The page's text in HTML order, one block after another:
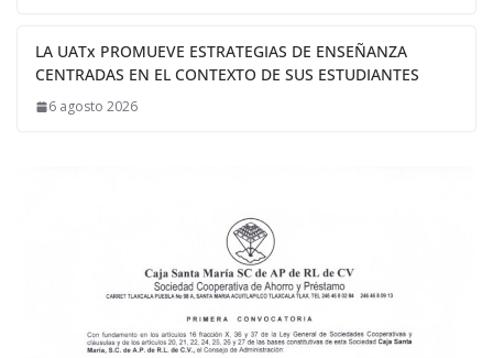
LA UATx PROMUEVE ESTRATEGIAS DE ENSEÑANZA
CENTRADAS EN EL CONTEXTO DE SUS ESTUDIANTES
6 agosto 2026